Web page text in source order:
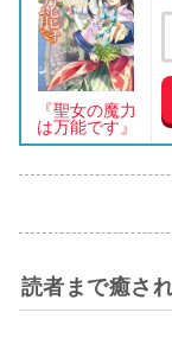
『聖女の魔力
は万能です』
読者まで癒さ